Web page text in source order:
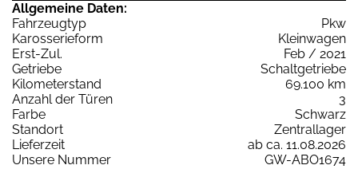
Allgemeine Daten:
Fahrzeugtyp
Pkw
Karosserieform
Kleinwagen
Erst-Zul.
Feb / 2021
Getriebe
Schaltgetriebe
Kilometerstand
69.100 km
Anzahl der Türen
3
Farbe
Schwarz
Standort
Zentrallager
Lieferzeit
ab ca. 11.08.2026
Unsere Nummer
GW-ABO1674